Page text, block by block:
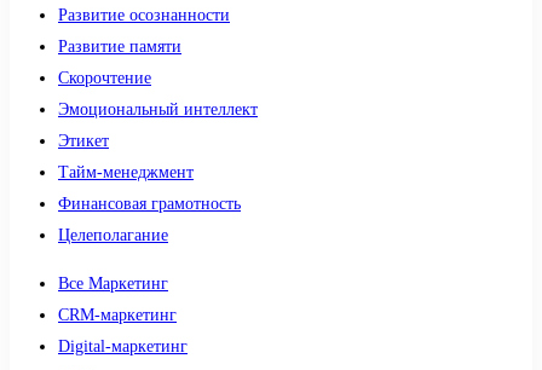
Развитие осознанности
Развитие памяти
Скорочтение
Эмоциональный интеллект
Этикет
Тайм-менеджмент
Финансовая грамотность
Целеполагание
Все Маркетинг
CRM-маркетинг
Digital-маркетинг